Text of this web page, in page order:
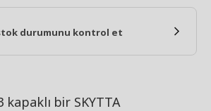
durumunu kontrol et
bir SKYTTA